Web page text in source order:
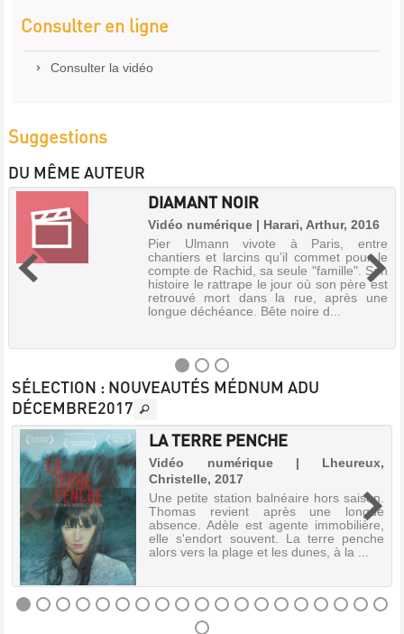
Consulter en ligne
Consulter la vidéo
Suggestions
DU MÊME AUTEUR
DIAMANT NOIR
Vidéo numérique | Harari, Arthur, 2016
Pier Ulmann vivote à Paris, entre
chantiers et larcins qu’il commet pour le
compte de Rachid, sa seule "famille". Son
histoire le rattrape le jour où son père est
retrouvé mort dans la rue, après une
longue déchéance. Bête noire d...
DIAMANT
NOIR
Vidéo
numérique
|
Harari,
Arthur,
2016
Pier
Ulmann
vivote
à
SÉLECTION : NOUVEAUTÉS MÉDNUM ADU
DÉCEMBRE2017
LA TERRE PENCHE
Vidéo numérique | Lheureux,
Christelle, 2017
Une petite station balnéaire hors saison.
Thomas revient après une longue
absence. Adèle est agente immobilière,
elle s'endort souvent. La terre penche
alors vers la plage et les dunes, à la ...